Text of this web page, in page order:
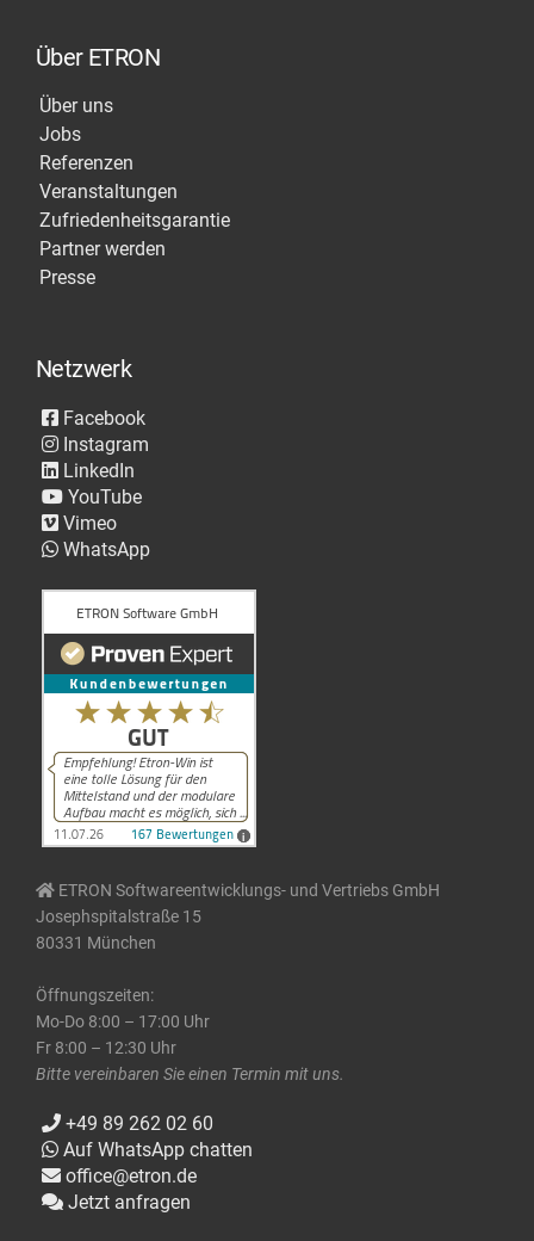
Über ETRON
Über uns
Jobs
Referenzen
Veranstaltungen
Zufriedenheitsgarantie
Partner werden
Presse
Netzwerk
Facebook
Instagram
LinkedIn
YouTube
Vimeo
WhatsApp
ETRON Softwareentwicklungs- und Vertriebs GmbH
Josephspitalstraße 15
80331 München
Öffnungszeiten:
Mo-Do 8:00 – 17:00 Uhr
Fr 8:00 – 12:30 Uhr
Bitte vereinbaren Sie einen Termin mit uns.
+49 89 262 02 60
Auf WhatsApp chatten
office@etron.de
Jetzt anfragen